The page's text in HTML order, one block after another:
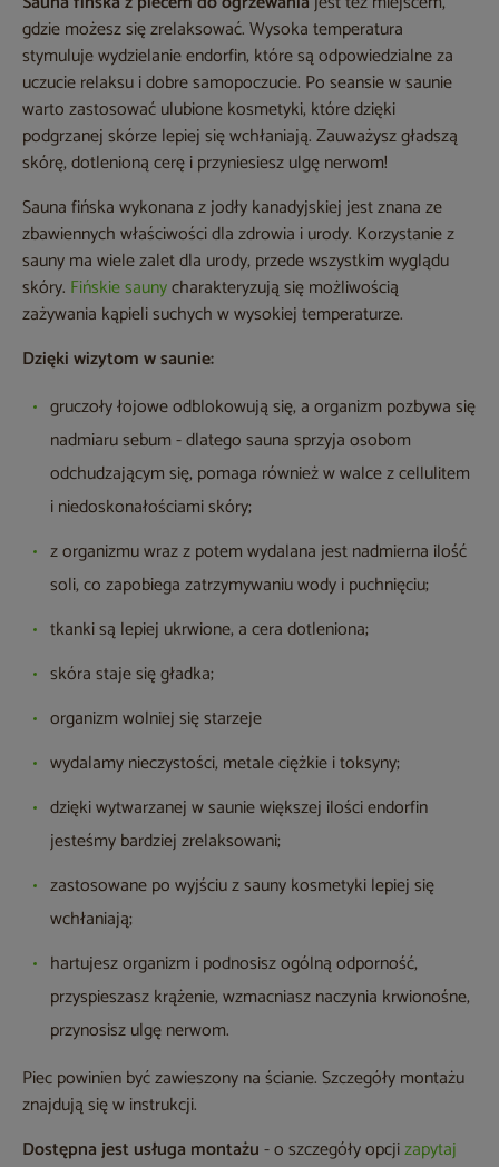
gdzie możesz się zrelaksować. Wysoka temperatura
stymuluje wydzielanie endorfin, które są odpowiedzialne za
uczucie relaksu i dobre samopoczucie. Po seansie w saunie
warto zastosować ulubione kosmetyki, które dzięki
podgrzanej skórze lepiej się wchłaniają. Zauważysz gładszą
skórę, dotlenioną cerę i przyniesiesz ulgę nerwom!
Sauna fińska wykonana z jodły kanadyjskiej jest znana ze
zbawiennych właściwości dla zdrowia i urody. Korzystanie z
sauny ma wiele zalet dla urody, przede wszystkim wyglądu
skóry. Fińskie saunycharakteryzują się możliwością
zażywania kąpieli suchych w wysokiej temperaturze.
Dzięki wizytom w saunie:
gruczoły łojowe odblokowują się, a organizm pozbywa się
nadmiaru sebum - dlatego sauna sprzyja osobom
odchudzającym się, pomaga również w walce z cellulitem
i niedoskonałościami skóry;
z organizmu wraz z potem wydalana jest nadmierna ilość
soli, co zapobiega zatrzymywaniu wody i puchnięciu;
tkanki są lepiej ukrwione, a cera dotleniona;
skóra staje się gładka;
organizm wolniej się starzeje
wydalamy nieczystości, metale ciężkie i toksyny;
dzięki wytwarzanej w saunie większej ilości endorfin
jesteśmy bardziej zrelaksowani;
zastosowane po wyjściu z sauny kosmetyki lepiej się
wchłaniają;
hartujesz organizm i podnosisz ogólną odporność,
przyspieszasz krążenie, wzmacniasz naczynia krwionośne,
przynosisz ulgę nerwom.
Piec powinien być zawieszony na ścianie. Szczegóły montażu
znajdują się w instrukcji.
Dostępna jest usługa montażu- o szczegóły opcjizapytaj